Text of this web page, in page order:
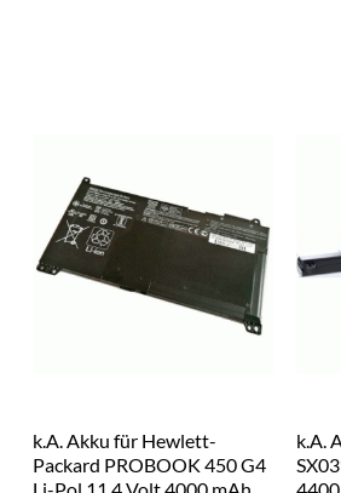
k.A. Akku für Hewlett-
Packard PROBOOK 450 G4
k.A.